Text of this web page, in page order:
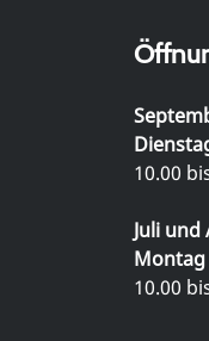
10.00
Juli und
10.00